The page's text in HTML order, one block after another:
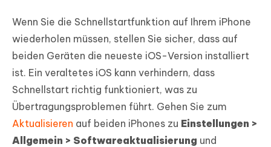
Wenn Sie die Schnellstartfunktion auf Ihrem iPhone
wiederholen müssen, stellen Sie sicher, dass auf
beiden Geräten die neueste iOS-Version installiert
ist. Ein veraltetes iOS kann verhindern, dass
Schnellstart richtig funktioniert, was zu
Übertragungsproblemen führt. Gehen Sie zum
Aktualisieren auf beiden iPhones zu Einstellungen >
Allgemein > Softwareaktualisierung und